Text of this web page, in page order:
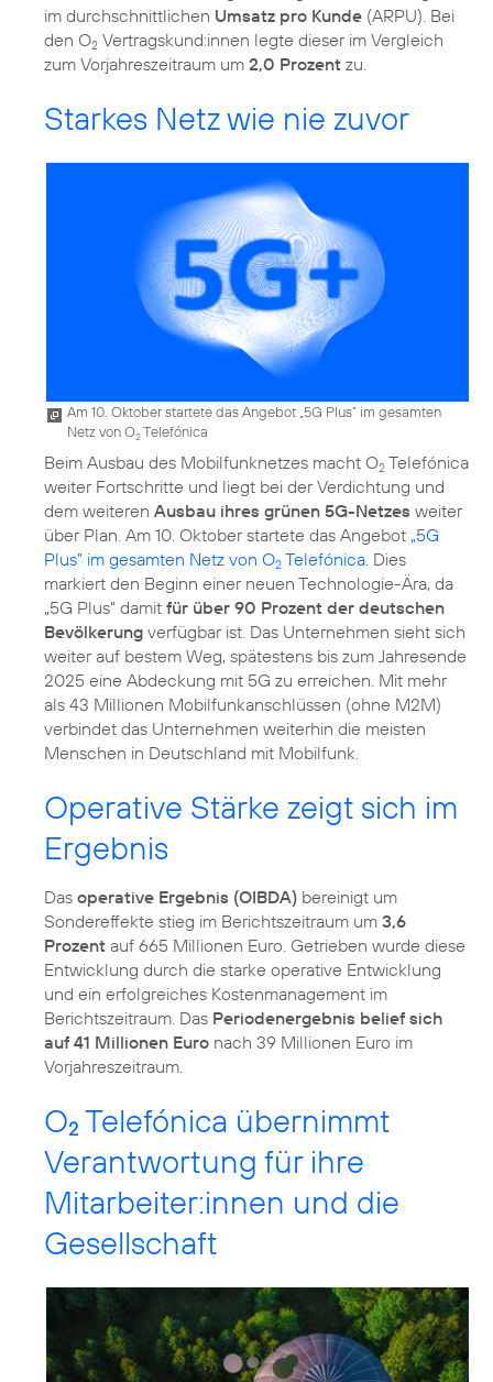
im durchschnittlichen Umsatz pro Kunde (ARPU). Bei
den O2 Vertragskund:innen legte dieser im Vergleich
zum Vorjahreszeitraum um 2,0 Prozent zu.
Starkes Netz wie nie zuvor
Am 10. Oktober startete das Angebot „5G Plus” im gesamten
Netz von O2Telefónica
Beim Ausbau des Mobilfunknetzes macht O2 Telefónica
weiter Fortschritte und liegt bei der Verdichtung und
dem weiteren Ausbau ihres grünen 5G-Netzes weiter
über Plan. Am 10. Oktober startete das Angebot „5G
Plus” im gesamten Netz von O2 Telefónica . Dies
markiert den Beginn einer neuen Technologie-Ära, da
„5G Plus“ damit für über 90 Prozent der deutschen
Bevölkerung verfügbar ist. Das Unternehmen sieht sich
weiter auf bestem Weg, spätestens bis zum Jahresende
2025 eine Abdeckung mit 5G zu erreichen. Mit mehr
als 43 Millionen Mobilfunkanschlüssen (ohne M2M)
verbindet das Unternehmen weiterhin die meisten
Menschen in Deutschland mit Mobilfunk.
Operative Stärke zeigt sich im
Ergebnis
Das operative Ergebnis (OIBDA) bereinigt um
Sondereffekte stieg im Berichtszeitraum um 3,6
Prozent auf 665 Millionen Euro. Getrieben wurde diese
Entwicklung durch die starke operative Entwicklung
und ein erfolgreiches Kostenmanagement im
Berichtszeitraum. Das Periodenergebnis belief sich
auf 41 Millionen Euro nach 39 Millionen Euro im
Vorjahreszeitraum.
O2 Telefónica übernimmt
Verantwortung für ihre
Mitarbeiter:innen und die
Gesellschaft